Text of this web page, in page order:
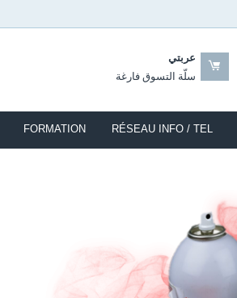
عربتي
سلّة التسوق فارغة
RÉSEAU INFO / TEL
FORMATION